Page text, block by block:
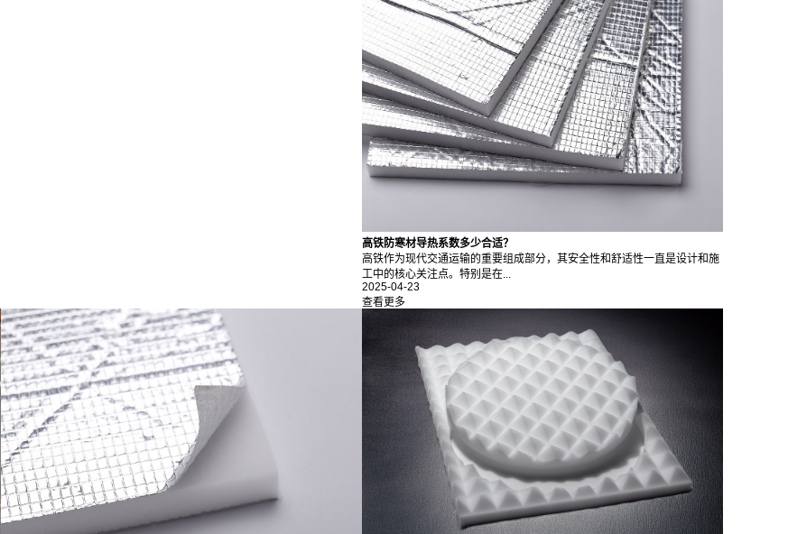
高铁防寒材导热系数多少合适？
高铁作为现代交通运输的重要组成部分，其安全性和舒适性一直是设计和施
工中的核心关注点。特别是在...
2025-04-23
查看更多